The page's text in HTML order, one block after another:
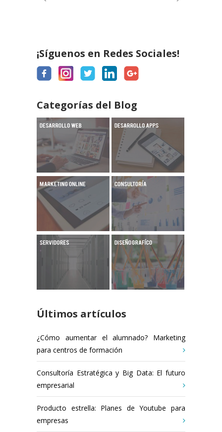
¡Síguenos en Redes Sociales!
Categorías del Blog
Últimos artículos
¿Cómo aumentar el alumnado? Marketing
para centros de formación
Consultoría Estratégica y Big Data: El futuro
empresarial
Producto estrella: Planes de Youtube para
empresas